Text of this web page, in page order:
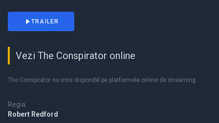
Regia
Robert Redford
TRAILER
Vezi The Conspirator online
The Conspirator nu este disponibil pe platformele online de streaming.